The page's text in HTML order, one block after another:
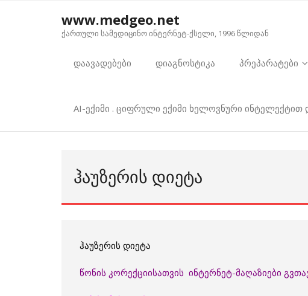
www.medgeo.net
ქართული სამედიცინო ინტერნეტ-ქსელი, 1996 წლიდან
დაავადებები დიაგნოსტიკა პრეპარატები
AI-ექიმი . ციფრული ექიმი ხელოვნური
ᲰᲐᲣᲖᲔᲠᲘᲡ ᲓᲘᲔᲢᲐ
ჰაუზერის დიეტა
წონის კორექციისათვის ინტერნეტ-მაღაზიები